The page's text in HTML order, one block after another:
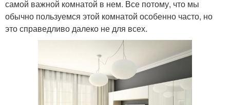
самой важной комнатой в нем. Все потому, что мы
обычно пользуемся этой комнатой особенно часто, но
это справедливо далеко не для всех.